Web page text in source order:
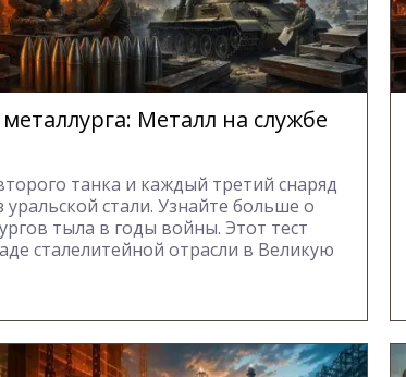
Металл на службе
танка и каждый третий снаряд
стали. Узнайте больше о
тыла в годы войны. Этот тест
сталелитейной отрасли в Великую